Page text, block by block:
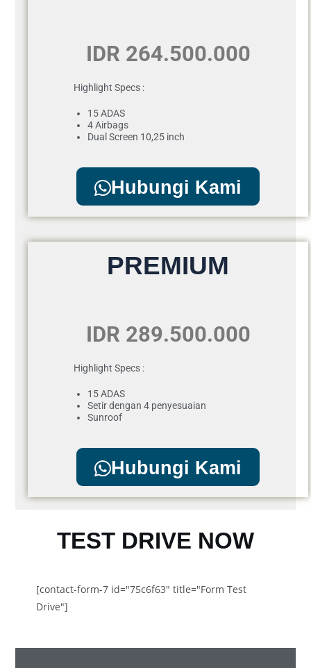
IDR 264.500.000
Highlight Specs :
15 ADAS
4 Airbags
Dual Screen 10,25 inch
Hubungi Kami
PREMIUM
IDR 289.500.000
Highlight Specs :
15 ADAS
Setir dengan 4 penyesuaian
Sunroof
Hubungi Kami
TEST DRIVE NOW
[contact-form-7 id="75c6f63" title="Form Test
Drive"]